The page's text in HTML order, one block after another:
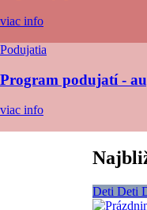
viac info
Podujatia
Program podujatí -
viac info
Deti Deti